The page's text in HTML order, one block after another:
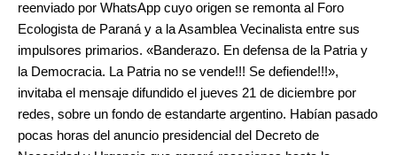
reenviado por WhatsApp cuyo origen se remonta al Foro
Ecologista de Paraná y a la Asamblea Vecinalista entre sus
impulsores primarios. «Banderazo. En defensa de la Patria y
la Democracia. La Patria no se vende!!! Se defiende!!!»,
invitaba el mensaje difundido el jueves 21 de diciembre por
redes, sobre un fondo de estandarte argentino. Habían pasado
pocas horas del anuncio presidencial del Decreto de